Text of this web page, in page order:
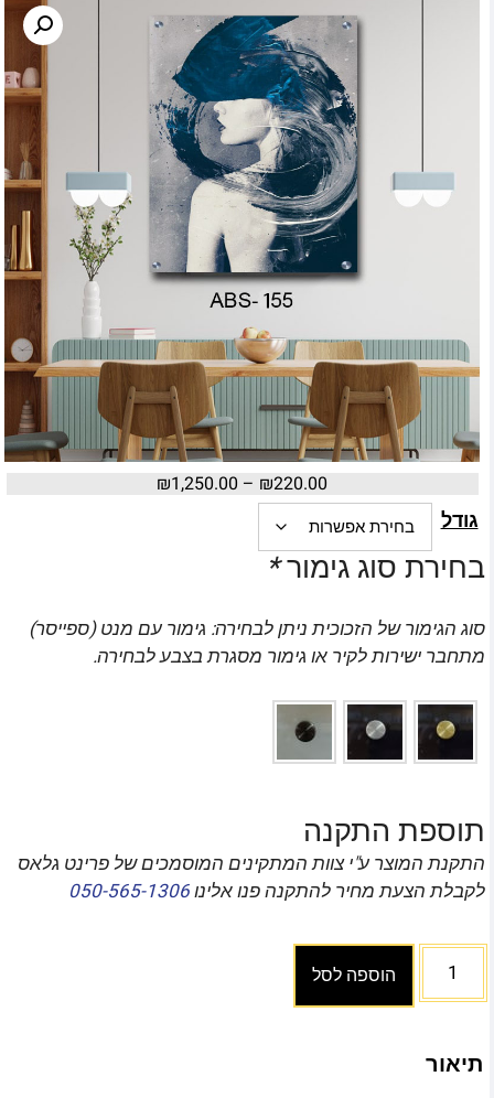
₪220.00
–
₪1,250.00
גודל
בחירת סוג גימור*
סוג הגימור של הזכוכית ניתן לבחירה: גימור עם מנט (ספייסר)
מתחבר ישירות לקיר או גימור מסגרת בצבע לבחירה.
תוספת התקנה
התקנת המוצר ע"י צוות המתקינים המוסמכים של פרינט גלאס
לקבלת הצעת מחיר להתקנה פנו אלינו050-565-1306
הוספה לסל
תיאור